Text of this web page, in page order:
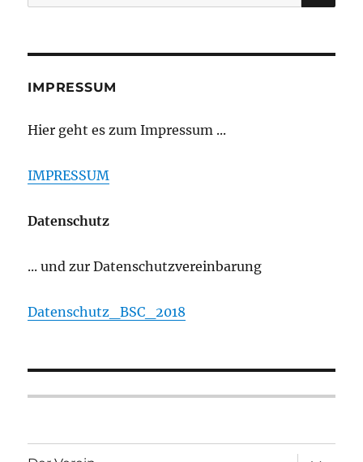
nach:
IMPRESSUM
Hier geht es zum Impressum ...
IMPRESSUM
Datenschutz
... und zur Datenschutzvereinbarung
Datenschutz_BSC_2018